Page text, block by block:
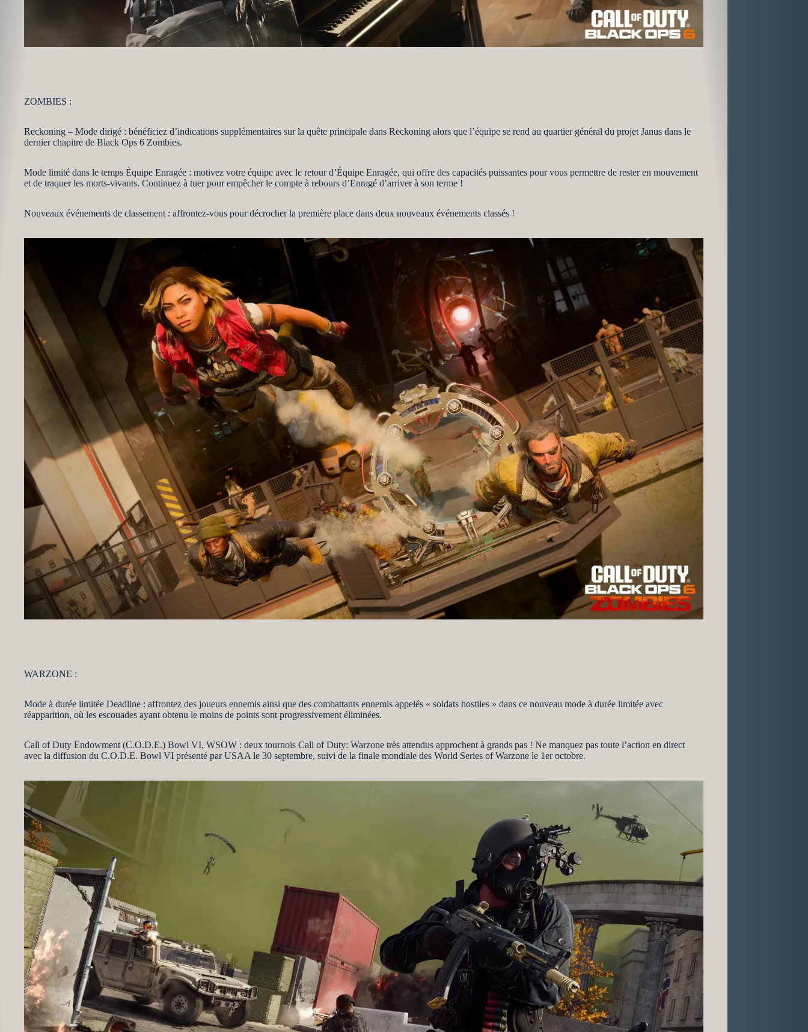
ZOMBIES :
Reckoning – Mode dirigé : bénéficiez d’indications supplémentaires sur la quête principale dans Reckoning alors que l’équipe se rend au quartier général du projet Janus dans le
dernier chapitre de Black Ops 6 Zombies.
Mode limité dans le temps Équipe Enragée : motivez votre équipe avec le retour d’Équipe Enragée, qui offre des capacités puissantes pour vous permettre de rester en mouvement
et de traquer les morts-vivants. Continuez à tuer pour empêcher le compte à rebours d’Enragé d’arriver à son terme !
Nouveaux événements de classement : affrontez-vous pour décrocher la première place dans deux nouveaux événements classés !
WARZONE :
Mode à durée limitée Deadline : affrontez des joueurs ennemis ainsi que des combattants ennemis appelés « soldats hostiles » dans ce nouveau mode à durée limitée avec
réapparition, où les escouades ayant obtenu le moins de points sont progressivement éliminées.
Call of Duty Endowment (C.O.D.E.) Bowl VI, WSOW : deux tournois Call of Duty: Warzone très attendus approchent à grands pas ! Ne manquez pas toute l’action en direct
avec la diffusion du C.O.D.E. Bowl VI présenté par USAA le 30 septembre, suivi de la finale mondiale des World Series of Warzone le 1er octobre.